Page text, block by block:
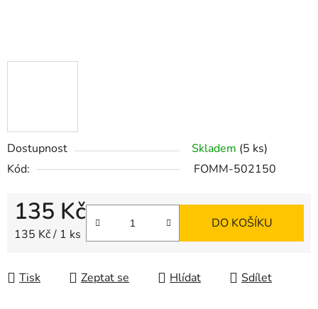
Dostupnost Skladem (5 ks)
Kód:
FOMM-502150
135 Kč
Měrná cena:
135 Kč / 1 ks
DO KOŠÍKU
Tisk Zeptat se Hlídat Sdílet